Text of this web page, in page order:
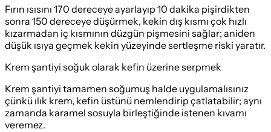
Fırın ısısını 170 dereceye ayarlayıp 10 dakika pişirdikten
sonra 150 dereceye düşürmek, kekin dış kısmı çok hızlı
kızarmadan iç kısmının düzgün pişmesini sağlar; aniden
düşük ısıya geçmek kekin yüzeyinde sertleşme riski yaratır.
Krem şantiyi soğuk olarak kefin üzerine serpmek
Krem şantiyi tamamen soğumuş halde uygulamalısınız
çünkü ılık krem, kefin üstünü nemlendirip çatlatabilir; aynı
zamanda karamel sosuyla birleştiğinde istenen kıvamı
veremez.